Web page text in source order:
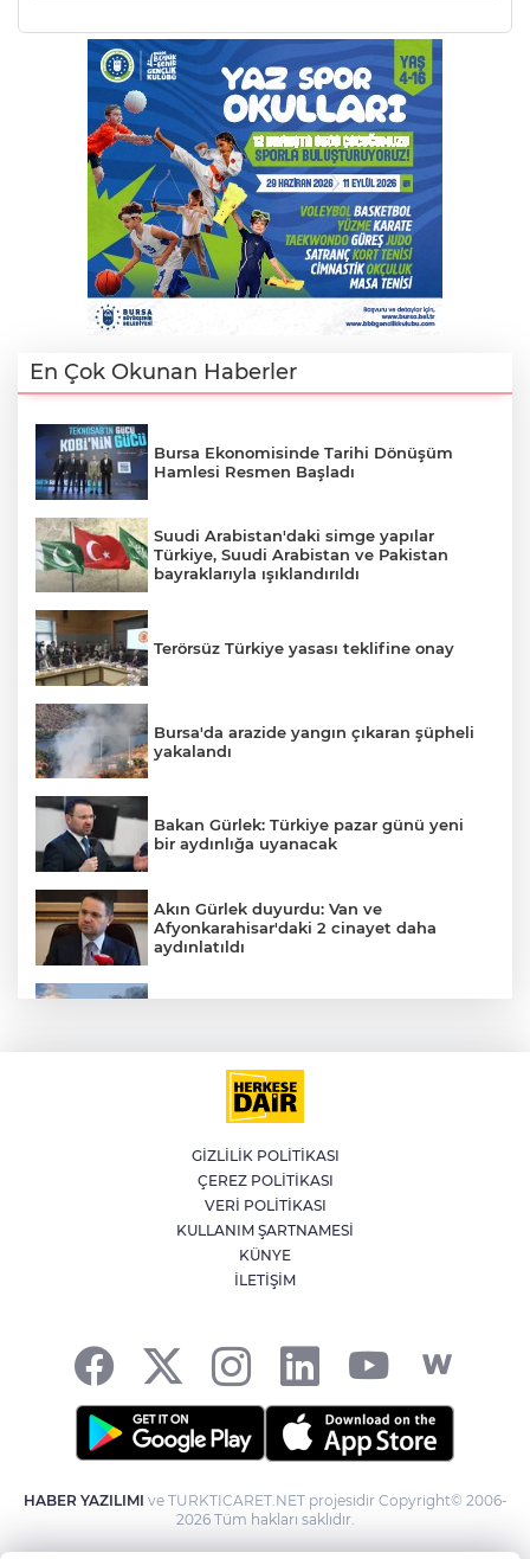
En Çok Okunan Haberler
Bursa Ekonomisinde Tarihi Dönüşüm
Hamlesi Resmen Başladı
Suudi Arabistan'daki simge yapılar
Türkiye, Suudi Arabistan ve Pakistan
bayraklarıyla ışıklandırıldı
Terörsüz Türkiye yasası teklifine onay
Bursa'da arazide yangın çıkaran şüpheli
yakalandı
Bakan Gürlek: Türkiye pazar günü yeni
bir aydınlığa uyanacak
Akın Gürlek duyurdu: Van ve
Afyonkarahisar'daki 2 cinayet daha
aydınlatıldı
İran'dan Müslümanlara kötü niyetli dış
güçlere karşı birleşme çağrısı
Kağıthane'de 104 kilogram uyuşturucu
ele geçirildi
GİZLİLİK POLİTİKASI
ÇEREZ POLİTİKASI
VERİ POLİTİKASI
KULLANIM ŞARTNAMESİ
KÜNYE
İLETİŞİM
HABER YAZILIMI ve TURKTICARET.NET projesidir Copyright© 2006-
2026 Tüm hakları saklıdır.